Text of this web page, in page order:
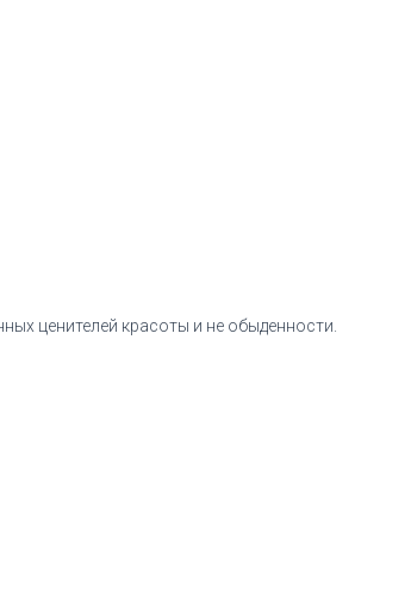
ценителей красоты и не обыденности.